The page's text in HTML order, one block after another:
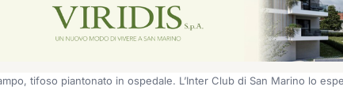
tifoso piantonato in ospedale. L’Inter Club di San Marino lo